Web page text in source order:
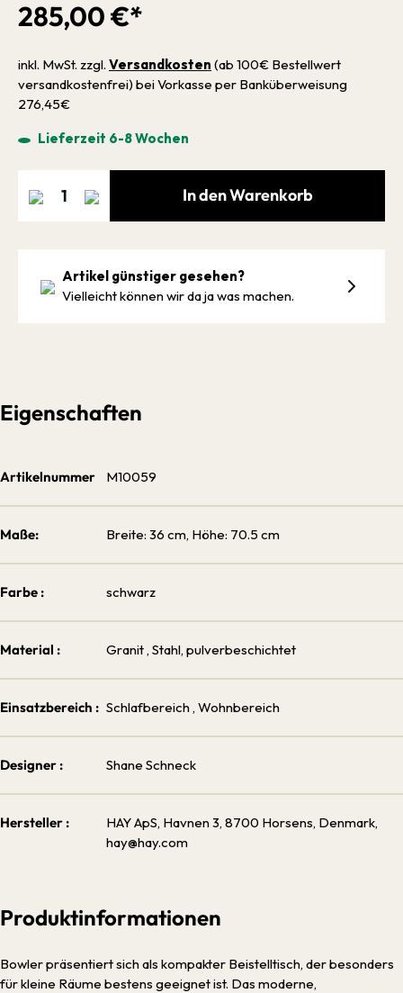
285,00 €*
inkl. MwSt. zzgl. Versandkosten (ab 100€ Bestellwert
versandkostenfrei) bei Vorkasse per Banküberweisung
276,45€
Lieferzeit 6-8 Wochen
In den Warenkorb
Artikel günstiger gesehen?
Vielleicht können wir da ja was machen.
Eigenschaften
Artikelnummer M10059
Maße: Breite: 36 cm, Höhe: 70.5 cm
Farbe : schwarz
Material : Granit , Stahl, pulverbeschichtet
Einsatzbereich : Schlafbereich , Wohnbereich
Designer : Shane Schneck
Hersteller :
HAY ApS, Havnen 3, 8700 Horsens, Denmark,
hay@hay.com
Produktinformationen
Bowler präsentiert sich als kompakter Beistelltisch, der besonders
für kleine Räume bestens geeignet ist. Das moderne,